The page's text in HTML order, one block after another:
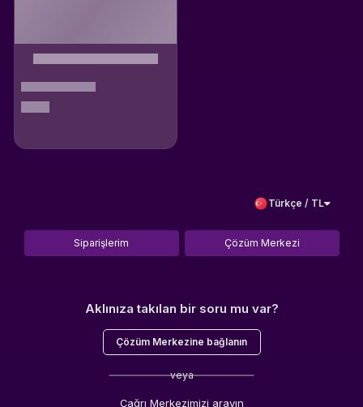
Türkçe / TL
Siparişlerim Çözüm Merkezi
Aklınıza takılan bir soru mu var?
Çözüm Merkezine bağlanın
veya
Çağrı Merkezimizi arayın